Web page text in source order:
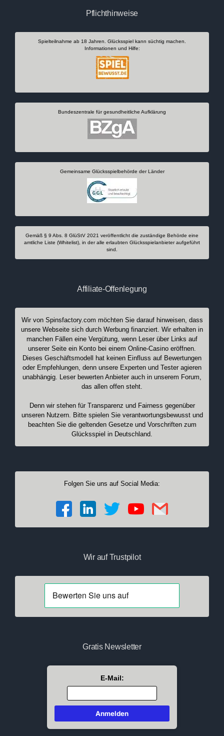
Pflichthinweise
Spielteilnahme ab 18 Jahren. Glücksspiel kann süchtig machen.
Informationen und Hilfe:
Bundeszentrale für gesundheitliche Aufklärung
Gemeinsame Glücksspielbehörde der Länder
Gemäß § 9 Abs. 8 GlüStV 2021 veröffentlicht die zuständige Behörde eine
amtliche Liste (Whitelist), in der alle erlaubten Glücksspielanbieter aufgeführt
sind.
Affiliate-Offenlegung
Wir von Spinsfactory.com möchten Sie darauf hinweisen, dass
unsere Webseite sich durch Werbung finanziert. Wir erhalten in
manchen Fällen eine Vergütung, wenn Leser über Links auf
unserer Seite ein Konto bei einem Online-Casino eröffnen.
Dieses Geschäftsmodell hat keinen Einfluss auf Bewertungen
oder Empfehlungen, denn unsere Experten und Tester agieren
unabhängig. Leser bewerten Anbieter auch in unserem Forum,
das allen offen steht.
Denn wir stehen für Transparenz und Fairness gegenüber
unseren Nutzern. Bitte spielen Sie verantwortungsbewusst und
beachten Sie die geltenden Gesetze und Vorschriften zum
Glücksspiel in Deutschland.
Folgen Sie uns auf Social Media:
Wir auf Trustpilot
Gratis Newsletter
E-Mail: